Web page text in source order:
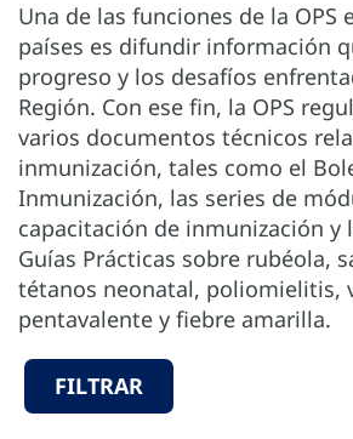
Una de las funciones de la OPS
países es difundir información
progreso y los desafíos
Región. Con ese fin, la OPS
varios documentos técnicos
inmunización, tales como el
Inmunización, las series de
capacitación de inmunización y
Guías Prácticas sobre rubéola,
tétanos neonatal, poliomielitis,
pentavalente y fiebre amarilla.
FILTRAR